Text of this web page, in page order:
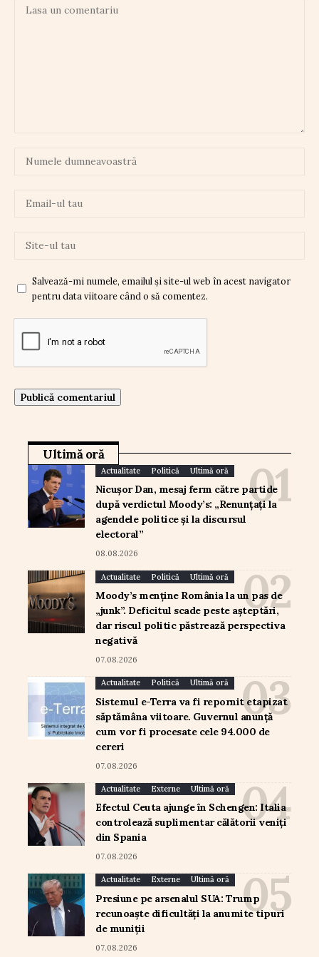
Salvează-mi numele, emailul și site-ul web în acest navigator
pentru data viitoare când o să comentez.
Ultimă oră
Actualitate Politică Ultimă oră
Nicușor Dan, mesaj ferm către partide
după verdictul Moody’s: „Renunțați la
agendele politice și la discursul
electoral”
08.08.2026
Actualitate Politică Ultimă oră
Moody’s menține România la un pas de
„junk”. Deficitul scade peste așteptări,
dar riscul politic păstrează perspectiva
negativă
07.08.2026
Actualitate Politică Ultimă oră
Sistemul e-Terra va fi repornit etapizat
săptămâna viitoare. Guvernul anunță
cum vor fi procesate cele 94.000 de
cereri
07.08.2026
Actualitate Externe Ultimă oră
Efectul Ceuta ajunge în Schengen: Italia
controlează suplimentar călătorii veniți
din Spania
07.08.2026
Actualitate Externe Ultimă oră
Presiune pe arsenalul SUA: Trump
recunoaște dificultăți la anumite tipuri
de muniții
07.08.2026